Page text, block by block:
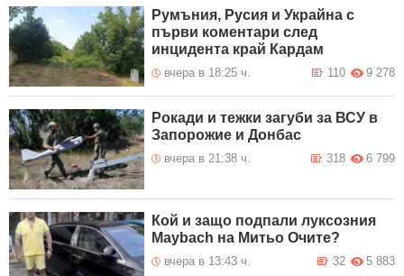
Румъния, Русия и Украйна с
първи коментари след
инцидента край Кардам
вчера в 18:25 ч. 9 278
110
Рокади и тежки загуби за ВСУ в
Запорожие и Донбас
вчера в 21:38 ч. 6 799
318
Кой и защо подпали луксозния
Maybach на Митьо Очите?
вчера в 13:43 ч. 5 883
32